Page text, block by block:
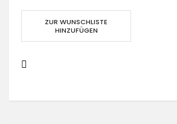
ZUR WUNSCHLISTE
HINZUFÜGEN